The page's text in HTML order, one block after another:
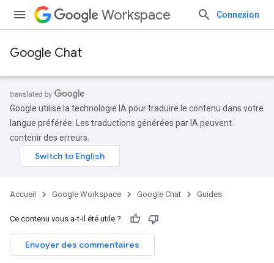
Workspace Connexion
Google Chat
Google utilise la technologie IA pour traduire le contenu dans votre
langue préférée. Les traductions générées par IA peuvent
contenir des erreurs.
Accueil Google Workspace Google Chat Guides
Ce contenu vous a-t-il été utile ?
Envoyer des commentaires